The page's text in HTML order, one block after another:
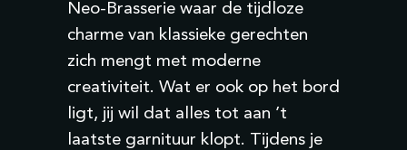
Neo-Brasserie waar de tijdloze
charme van klassieke gerechten
zich mengt met moderne
creativiteit. Wat er ook op het bord
ligt, jij wil dat alles tot aan ’t
laatste garnituur klopt. Tijdens je